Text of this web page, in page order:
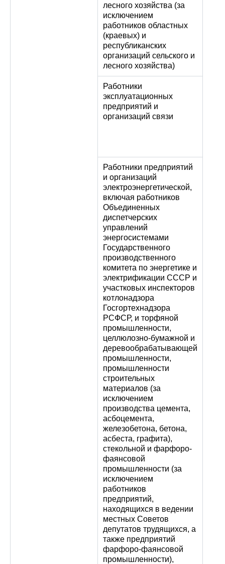
лесного хозяйства (за
исключением
работников областных
(краевых) и
республиканских
организаций сельского и
лесного хозяйства)
Работники
эксплуатационных
предприятий и
организаций связи
Работники предприятий
и организаций
электроэнергетической,
включая работников
Объединенных
диспетчерских
управлений
энергосистемами
Государственного
производственного
комитета по энергетике и
электрификации СССР и
участковых инспекторов
котлонадзора
Госгортехнадзора
РСФСР, и торфяной
промышленности,
целлюлозно-бумажной и
деревообрабатывающей
промышленности,
промышленности
строительных
материалов (за
исключением
производства цемента,
асбоцемента,
железобетона, бетона,
асбеста, графита),
стекольной и фарфоро-
фаянсовой
промышленности (за
исключением
работников
предприятий,
находящихся в ведении
местных Советов
депутатов трудящихся, а
также предприятий
фарфоро-фаянсовой
промышленности),